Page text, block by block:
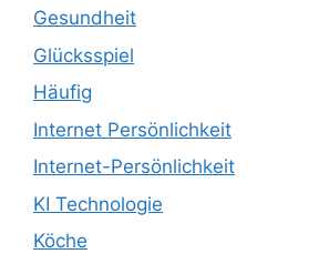
Gesundheit
Glücksspiel
Häufig
Internet Persönlichkeit
Internet-Persönlichkeit
KI Technologie
Köche